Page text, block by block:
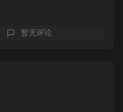
暂无评论